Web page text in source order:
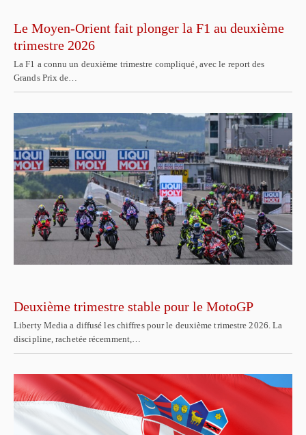
Le Moyen-Orient fait plonger la F1 au deuxième
trimestre 2026
La F1 a connu un deuxième trimestre compliqué, avec le report des
Grands Prix de…
Deuxième trimestre stable pour le MotoGP
Liberty Media a diffusé les chiffres pour le deuxième trimestre 2026. La
discipline, rachetée récemment,…